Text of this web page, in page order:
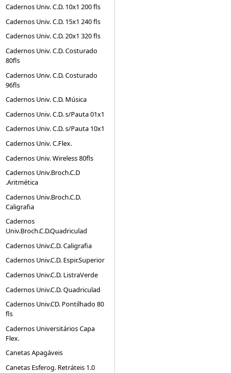
Cadernos Univ. C.D. 10x1 200 fls
Cadernos Univ. C.D. 15x1 240 fls
Cadernos Univ. C.D. 20x1 320 fls
Cadernos Univ. C.D. Costurado
80fls
Cadernos Univ. C.D. Costurado
96fls
Cadernos Univ. C.D. Música
Cadernos Univ. C.D. s/Pauta 01x1
Cadernos Univ. C.D. s/Pauta 10x1
Cadernos Univ. C.Flex.
Cadernos Univ. Wireless 80fls
Cadernos Univ.Broch.C.D
.Aritmética
Cadernos Univ.Broch.C.D.
Caligrafia
Cadernos
Univ.Broch.C.D.Quadriculad
Cadernos Univ.C.D. Caligrafia
Cadernos Univ.C.D. Espir.Superior
Cadernos Univ.C.D. ListraVerde
Cadernos Univ.C.D. Quadriculad
Cadernos Univ.CD. Pontilhado 80
fls
Cadernos Universitários Capa
Flex.
Canetas Apagáveis
Canetas Esferog. Retráteis 1.0